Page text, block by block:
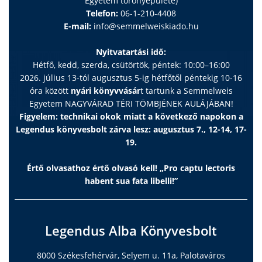
Telefon: 06-1-210-4408
E-mail: info@semmelweiskiado.hu
Nyitvatartási idő:
Hétfő, kedd, szerda, csütörtök, péntek: 10:00–16:00
2026. július 13-tól augusztus 5-ig hétfőtől péntekig 10-16
óra között nyári könyvvásárt tartunk a Semmelweis
Egyetem NAGYVÁRAD TÉRI TÖMBJÉNEK AULÁJÁBAN!
Figyelem: technikai okok miatt a következő napokon a
Legendus könyvesbolt zárva lesz: augusztus 7., 12-14, 17-
19.
Értő olvasathoz értő olvasó kell! „Pro captu lectoris
habent sua fata libelli!”
Legendus Alba Könyvesbolt
8000 Székesfehérvár, Selyem u. 11a, Palotaváros